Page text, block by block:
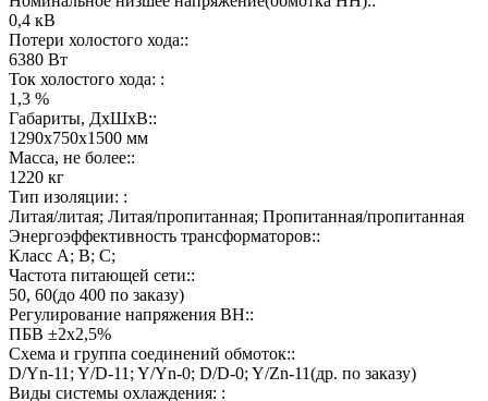
0,4 кВ
Потери холостого хода::
6380 Вт
Ток холостого хода: :
1,3 %
Габариты, ДхШхВ::
1290х750х1500 мм
Масса, не более::
1220 кг
Тип изоляции: :
Литая/литая; Литая/пропитанная; Пропитанная/пропитанная
Энергоэффективность трансформаторов::
Класс А; В; С;
Частота питающей сети::
50, 60(до 400 по заказу)
Регулирование напряжения ВН::
ПБВ ±2х2,5%
Схема и группа соединений обмоток::
D/Yn-11; Y/D-11; Y/Yn-0; D/D-0; Y/Zn-11(др. по заказу)
Виды системы охлаждения: :